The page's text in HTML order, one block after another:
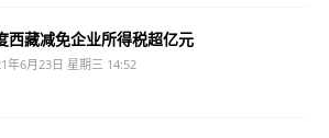
西藏减免企业所得税超亿元
年6月23日 星期三 14:52